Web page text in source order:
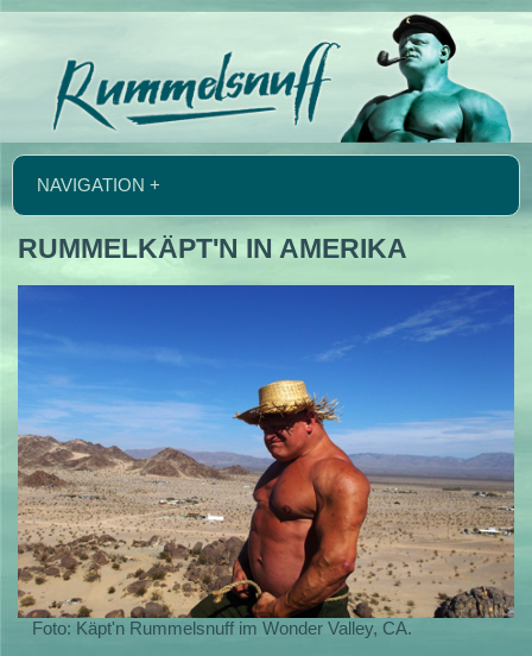
NAVIGATION +
RUMMELKÄPT'N IN AMERIKA
Foto: Käpt'n Rummelsnuff im Wonder Valley, CA.